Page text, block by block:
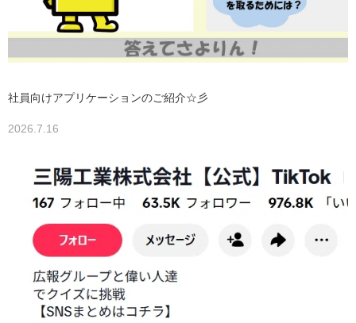
社員向けアプリケーションのご紹介☆彡
2026.7.16